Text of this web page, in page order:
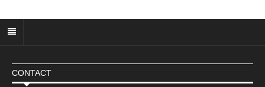
CONTACT